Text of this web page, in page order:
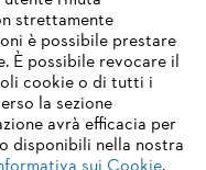
policy
legali
nicht unterstützen. Für
wir Ihnen, zu
strettamente
è possibile prestare
È possibile revocare il
cookie o di tutti i
la sezione
avrà efficacia per
disponibili nella nostra